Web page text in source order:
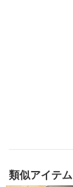
類似アイテム